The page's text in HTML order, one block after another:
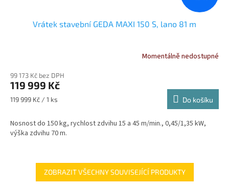
Vrátek stavební GEDA MAXI 150 S, lano 81 m
Momentálně nedostupné
99 173 Kč bez DPH
119 999 Kč
Měrná
119 999 Kč / 1 ks Do košíku
Nosnost do 150 kg, rychlost zdvihu 15 a 45 m/min., 0,45/1,35 kW,
výška zdvihu 70 m.
ZOBRAZIT VŠECHNY SOUVISEJÍCÍ PRODUKTY